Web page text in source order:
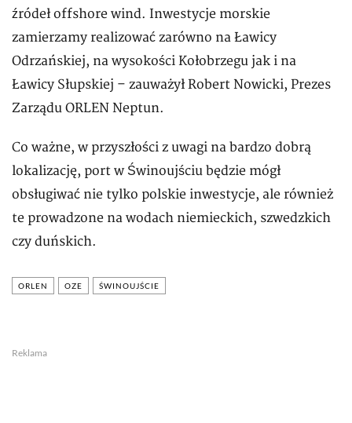
źródeł offshore wind. Inwestycje morskie
zamierzamy realizować zarówno na Ławicy
Odrzańskiej, na wysokości Kołobrzegu jak i na
Ławicy Słupskiej – zauważył Robert Nowicki, Prezes
Zarządu ORLEN Neptun.
Co ważne, w przyszłości z uwagi na bardzo dobrą
lokalizację, port w Świnoujściu będzie mógł
obsługiwać nie tylko polskie inwestycje, ale również
te prowadzone na wodach niemieckich, szwedzkich
czy duńskich.
ORLEN OZE ŚWINOUJŚCIE
Reklama